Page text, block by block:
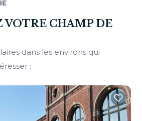
VOTRE CHAMP DE
dans les environs qui
: